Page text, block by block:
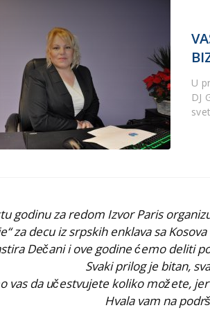
U
DJ
godinu za redom Izvor Paris
za decu iz srpskih enklava sa
Dečani i ove godine ćemo deliti
Svaki prilog je bitan,
vas da učestvujete koliko možete,
Hvala vam na